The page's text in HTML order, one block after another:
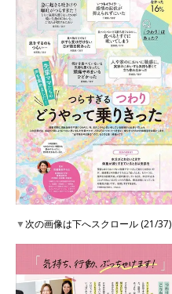
▼次の画像は下へスクロール (21/37)